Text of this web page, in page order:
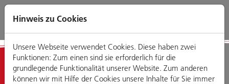
Direkt
zum
Zum
Hauptmenü
Zum
Footermenü
Zur
Website-
News
Hinweis zu Cookies
Unsere Webseite verwendet Cookies. Diese haben zwei
Funktionen: Zum einen sind sie erforderlich für die
grundlegende Funktionalität unserer Website. Zum anderen
können wir mit Hilfe der Cookies unsere Inhalte für Sie immer